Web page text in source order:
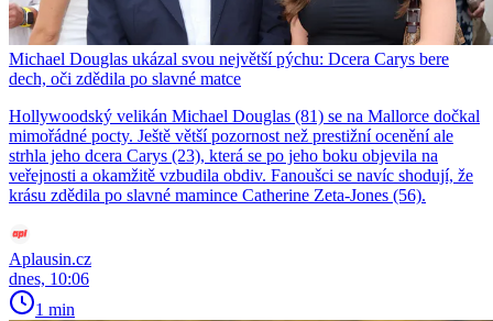
Michael Douglas ukázal svou největší pýchu: Dcera Carys bere
dech, oči zdědila po slavné matce
Hollywoodský velikán Michael Douglas (81) se na Mallorce dočkal
mimořádné pocty. Ještě větší pozornost než prestižní ocenění ale
strhla jeho dcera Carys (23), která se po jeho boku objevila na
veřejnosti a okamžitě vzbudila obdiv. Fanoušci se navíc shodují, že
krásu zdědila po slavné mamince Catherine Zeta-Jones (56).
Aplausin.cz
dnes, 10:06
1 min